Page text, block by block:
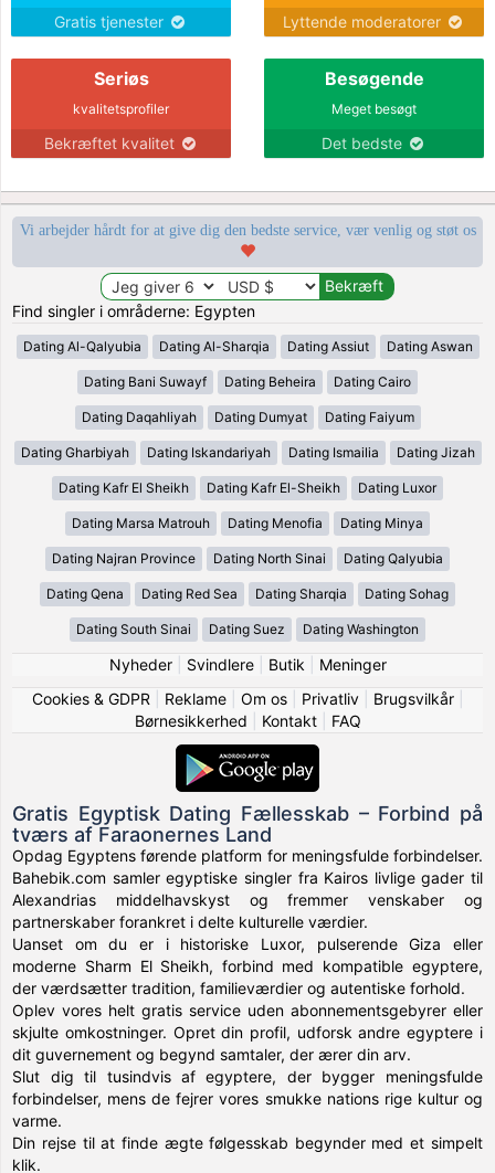
Gratis tjenester Lyttende moderatorer
Seriøs
kvalitetsprofiler
Bekræftet kvalitet
Besøgende
Meget besøgt
Det bedste
Vi arbejder hårdt for at give dig den bedste service, vær venlig og støt os
Find singler i områderne: Egypten
Dating Al-Qalyubia Dating Al-Sharqia Dating Assiut Dating Aswan
Dating Bani Suwayf Dating Beheira Dating Cairo
Dating Daqahliyah Dating Dumyat Dating Faiyum
Dating Gharbiyah Dating Iskandariyah Dating Ismailia Dating Jizah
Dating Kafr El Sheikh Dating Kafr El-Sheikh Dating Luxor
Dating Marsa Matrouh Dating Menofia Dating Minya
Dating Najran Province Dating North Sinai Dating Qalyubia
Dating Qena Dating Red Sea Dating Sharqia Dating Sohag
Dating South Sinai Dating Suez Dating Washington
Nyheder| Svindlere| Butik
Meninger
Cookies & GDPR
Reklame| Om os| Privatliv| Brugsvilkår|
Børnesikkerhed
Kontakt| FAQ
Gratis Egyptisk Dating Fællesskab – Forbind på
tværs af Faraonernes Land
Opdag Egyptens førende platform for meningsfulde forbindelser.
Bahebik.com samler egyptiske singler fra Kairos livlige gader til
Alexandrias middelhavskyst og fremmer venskaber og
partnerskaber forankret i delte kulturelle værdier.
Uanset om du er i historiske Luxor, pulserende Giza eller
moderne Sharm El Sheikh, forbind med kompatible egyptere,
der værdsætter tradition, familieværdier og autentiske forhold.
Oplev vores helt gratis service uden abonnementsgebyrer eller
skjulte omkostninger. Opret din profil, udforsk andre egyptere i
dit guvernement og begynd samtaler, der ærer din arv.
Slut dig til tusindvis af egyptere, der bygger meningsfulde
forbindelser, mens de fejrer vores smukke nations rige kultur og
varme.
Din rejse til at finde ægte følgesskab begynder med et simpelt
klik.